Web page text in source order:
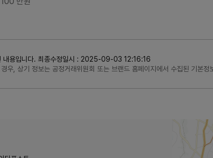
내용입니다. 최종수정일시 : 2025-09-03 12:16:16
우, 상기 정보는 공정거래위원회 또는 브랜드 홈페이지에서 수집된 기본정